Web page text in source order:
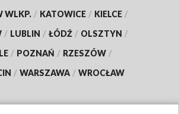
WLKP. / KATOWICE / KIELCE /
/ LUBLIN / ŁÓDŹ / OLSZTYN /
/ POZNAŃ / RZESZÓW /
/ WARSZAWA / WROCŁAW